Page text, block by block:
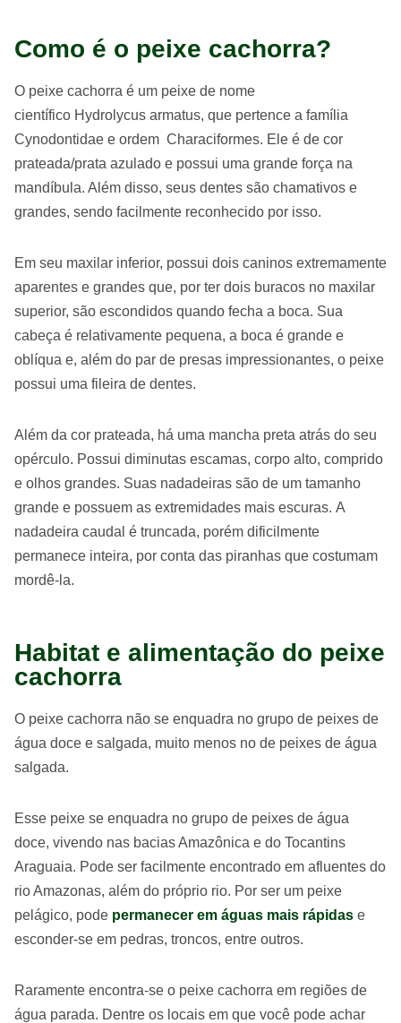
Como é o peixe cachorra?
O peixe cachorra é um peixe de nome
científico Hydrolycus armatus, que pertence a família
Cynodontidae e ordem Characiformes. Ele é de cor
prateada/prata azulado e possui uma grande força na
mandíbula. Além disso, seus dentes são chamativos e
grandes, sendo facilmente reconhecido por isso.
Em seu maxilar inferior, possui dois caninos extremamente
aparentes e grandes que, por ter dois buracos no maxilar
superior, são escondidos quando fecha a boca. Sua
cabeça é relativamente pequena, a boca é grande e
oblíqua e, além do par de presas impressionantes, o peixe
possui uma fileira de dentes.
Além da cor prateada, há uma mancha preta atrás do seu
opérculo. Possui diminutas escamas, corpo alto, comprido
e olhos grandes. Suas nadadeiras são de um tamanho
grande e possuem as extremidades mais escuras. A
nadadeira caudal é truncada, porém dificilmente
permanece inteira, por conta das piranhas que costumam
mordê-la.
Habitat e alimentação do peixe
cachorra
O peixe cachorra não se enquadra no grupo de peixes de
água doce e salgada, muito menos no de peixes de água
salgada.
Esse peixe se enquadra no grupo de peixes de água
doce, vivendo nas bacias Amazônica e do Tocantins
Araguaia. Pode ser facilmente encontrado em afluentes do
rio Amazonas, além do próprio rio. Por ser um peixe
pelágico, pode permanecer em águas mais rápidas e
esconder-se em pedras, troncos, entre outros.
Raramente encontra-se o peixe cachorra em regiões de
água parada. Dentre os locais em que você pode achar